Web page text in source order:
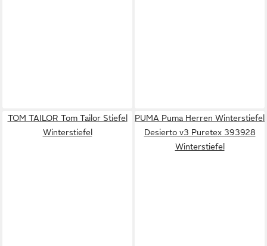
TOM TAILOR Tom Tailor Stiefel
Winterstiefel
PUMA Puma Herren Winterstiefel
Desierto v3 Puretex 393928
Winterstiefel